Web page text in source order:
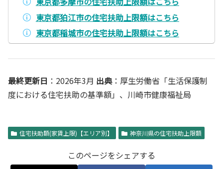
東京都狛江市の住宅扶助上限額はこちら
東京都稲城市の住宅扶助上限額はこちら
最終更新日 ：2026年3月 出典：厚生労働省「生活保護制
度における住宅扶助の基準額」、川崎市健康福祉局
住宅扶助額(家賃上限)【エリア別】 神奈川県の住宅扶助上限額
このページをシェアする